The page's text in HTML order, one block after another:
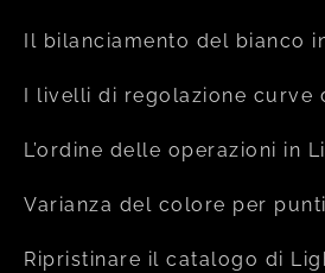
Il bilanciamento del bianco
I livelli di regolazione curve
L’ordine delle operazioni in
Varianza del colore per
Ripristinare il catalogo di